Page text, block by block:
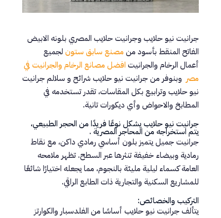
جرانيت نيو حلايب وجرانيت حلايب المصري بلونه الابيض
الفاتح المنقط بأسود من مصنع سابق ستونلجميع
أعمال الرخام والجرانيت افضل مصانع الرخام والجرانيت في
مصر وبنوفر من جرانيت نيو حلايب شرائح و سلالم جرانيت
نيو حلايب وترابيع بكل المقاسات، تقدر تستخدمه في
المطابخ والاحواض وأي ديكورات تانية.
جرانيت نيو حلايب يشكل نوعًا فريدًا من الحجر الطبيعي،
يتم استخراجه من المحاجر المصرية .
جرانيت جميل يتميز بلون أساسي رمادي داكن، مع نقاط
رمادية وبيضاء خفيفة تنثرها عبر السطح. تظهر ملامحه
العامة كسماء ليلية مليئة بالنجوم، مما يجعله اختيارًا شائعًا
للمشاريع السكنية والتجارية ذات الطابع الراقي.
التركيب والخصائص:
يتألف جرانيت نيو حلايب أساسًا من الفلدسبار والكوارتز